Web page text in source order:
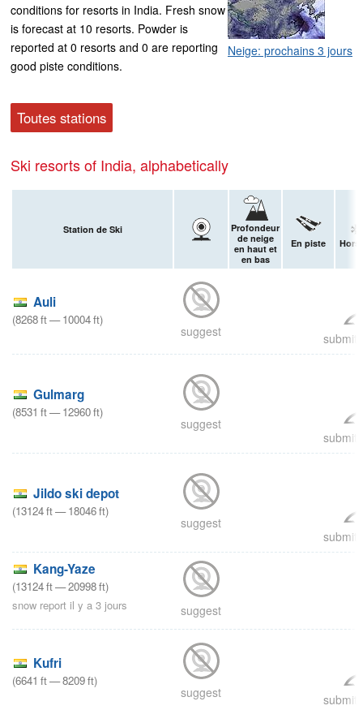
Neige: prochains 3 jours
conditions for resorts in India. Fresh snow
is forecast at 10 resorts. Powder is
reported at 0 resorts and 0 are reporting
good piste conditions.
Toutes stations
Ski resorts of India, alphabetically
Station de Ski
Profondeur
de neige
en haut et
en bas
En piste
Auli
(8268ft—10004ft)
suggest submit
Gulmarg
(8531 ft—12960ft)
suggest
submit
Jildo ski depot
(13124ft—18046ft)
suggest
submit
Kang-Yaze
(13124ft—20998ft)
snow report il y a 3 jours
suggest
Kufri
(6641 ft—8209ft)
suggest submit